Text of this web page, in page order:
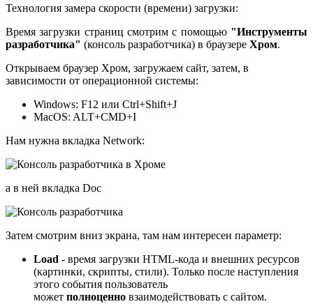
Технология замера скорости (времени) загрузки:
Время загрузки страниц смотрим с помощью "Инструменты
разработчика" (консоль разработчика) в браузере Хром.
Открываем браузер Хром, загружаем сайт, затем, в
зависимости от операционной системы:
Windows: F12 или Ctrl+Shift+J
MacOS: ALT+CMD+I
Нам нужна вкладка Network:
а в ней вкладка Doc
Затем смотрим вниз экрана, там нам интересен параметр:
Load - время загрузки HTML-кода и внешних ресурсов
(картинки, скрипты, стили). Только после наступления
этого события пользователь
может полноценно взаимодействовать с сайтом.